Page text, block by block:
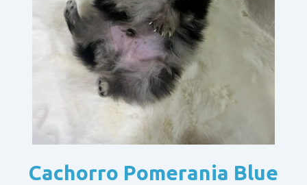
Cachorro Pomerania Blue